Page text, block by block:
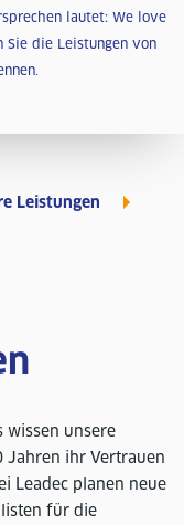
lautet: We love
die Leistungen von
Leistungen
wissen unsere
Jahren ihr Vertrauen
Leadec planen neue
für die